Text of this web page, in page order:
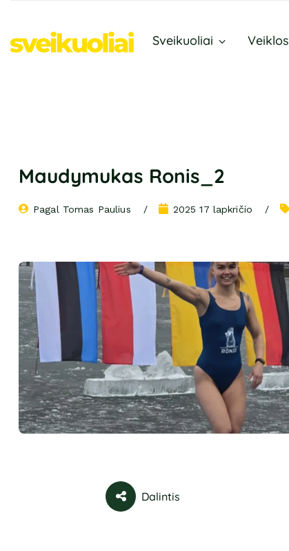
Sveikuoliai Veiklos
Maudymukas Ronis_2
Pagal Tomas Paulius 2025 17 lapkričio
Dalintis